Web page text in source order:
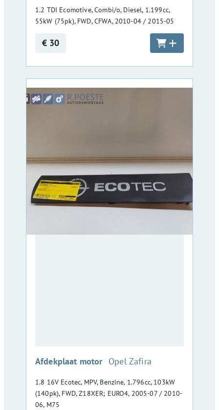
1.2 TDI Ecomotive, Combi/o, Diesel, 1.199cc,
55kW (75pk), FWD, CFWA, 2010-04 / 2015-05
€ 30
Afdekplaat motor :Opel Zafira
1.8 16V Ecotec, MPV, Benzine, 1.796cc, 103kW
(140pk), FWD, Z18XER; EURO4, 2005-07 / 2010-
06, M75